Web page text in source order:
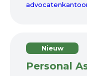
Nieuw
Personal